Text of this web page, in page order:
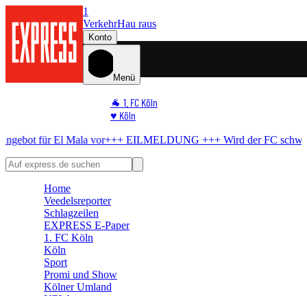
1
VerkehrHau raus
Konto
Menü
🐐 1. FC Köln
♥️ Köln
🏆 Sport
El Mala vor+++ EILMELDUNG +++Wird der FC schwach?BVB
Home
Veedelsreporter
Schlagzeilen
EXPRESS E-Paper
1. FC Köln
Köln
Sport
Promi und Show
Kölner Umland